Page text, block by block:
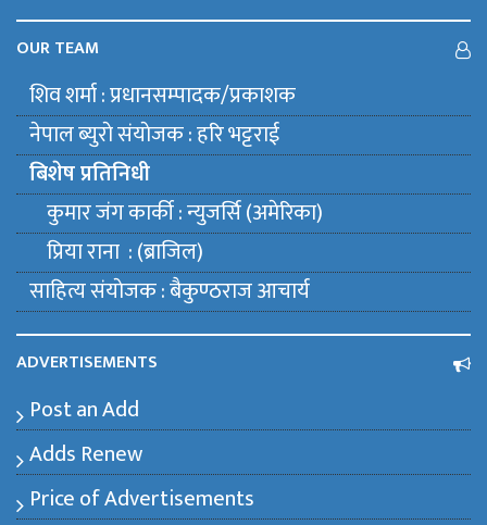
OUR TEAM
शिव शर्मा : प्रधानसम्पादक/प्रकाशक
नेपाल ब्युराे संयाेजक : हरि भट्टराई
बिशेष प्रतिनिधी
कुमार जंग कार्की : न्युजर्सि (अमेरिका)
प्रिया राना : (ब्राजिल)
साहित्य संयाेजक : बैकुण्ठराज आचार्य
ADVERTISEMENTS
Post an Add
Adds Renew
Price of Advertisements